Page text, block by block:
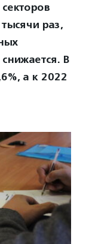
раз,
В
а к 2022